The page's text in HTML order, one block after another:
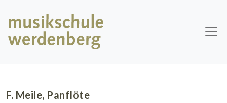
F. Meile, Panflöte